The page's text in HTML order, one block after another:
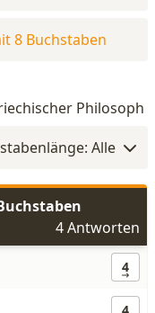
8 Buchstaben
Philosoph
Alle
4 Antworten
4